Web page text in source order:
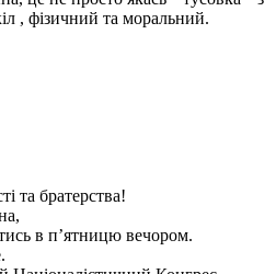
, фізичний та моральний.
та братерства!
в п’ятницю вечором.